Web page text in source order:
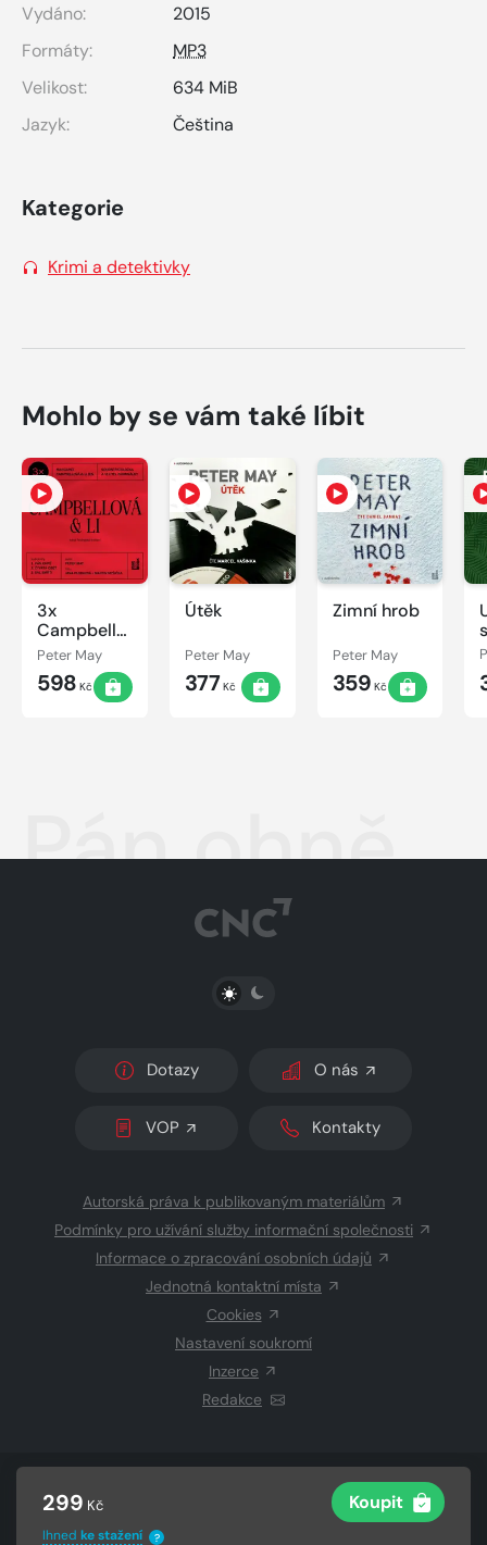
299 Kč Koupit
Ihned ke stažení ?
Vydáno:
2015
Formáty:
MP3
Velikost:
634 MiB
Jazyk:
Čeština
Kategorie
Krimi a detektivky
Mohlo by se vám také líbit
3x
Campbellová
& Li #1
Peter May
598 Kč
Útěk
Peter May
377Kč
Zimní hrob
Peter May
359 Kč
Pán ohně
PŘEPNOUT SVĚTLÝ/TMAVÝ REŽIM
Dotazy O nás
VOP Kontakty
Autorská práva k publikovaným materiálům
Podmínky pro užívání služby informační společnosti
Informace o zpracování osobních údajů
Jednotná kontaktní místa
Cookies
Nastavení soukromí
Inzerce
Redakce
CZECH NEWS CENTER a.s.a dodavatelé
Vysázeno